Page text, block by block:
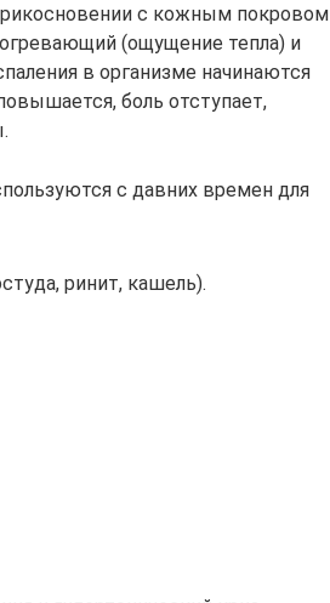
с кожным покровом
(ощущение тепла) и
в организме начинаются
боль отступает,
с давних времен для
ринит, кашель).